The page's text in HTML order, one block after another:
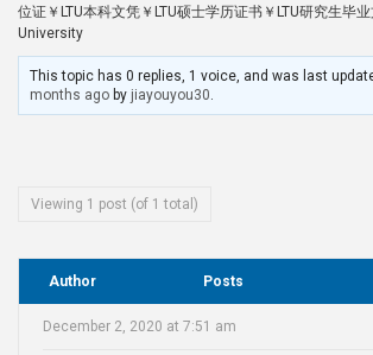
位证￥LTU本科文凭￥LTU硕士学历证书￥LTU研究生毕
University
This topic has 0 replies, 1 voice, and was last
months ago by jiayouyou30.
Viewing 1 post (of 1 total)
Author Posts
December 2, 2020 at 7:51 am